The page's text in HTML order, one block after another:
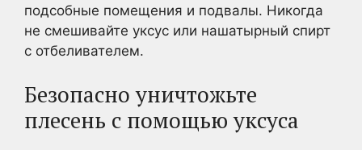
подсобные помещения и подвалы. Никогда
не смешивайте уксус или нашатырный спирт
с отбеливателем.
Безопасно уничтожьте
плесень с помощью уксуса